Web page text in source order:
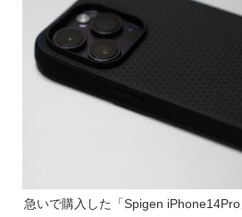
急いで購入した「Spigen